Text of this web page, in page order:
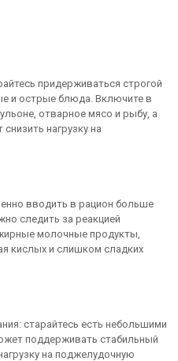
придерживаться строгой
и острые блюда. Включите в
отварное мясо и рыбу, а
нагрузку на
вводить в рацион больше
следить за реакцией
молочные продукты,
кислых и слишком сладких
старайтесь есть небольшими
поддерживать стабильный
на поджелудочную